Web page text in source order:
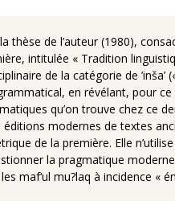
de l’auteur (1980),
intitulée « Tradition
de la catégorie de
en révélant, pour
qu’on trouve chez ce
modernes de textes
de la première. Elle
la pragmatique
mu?laq à incidence «